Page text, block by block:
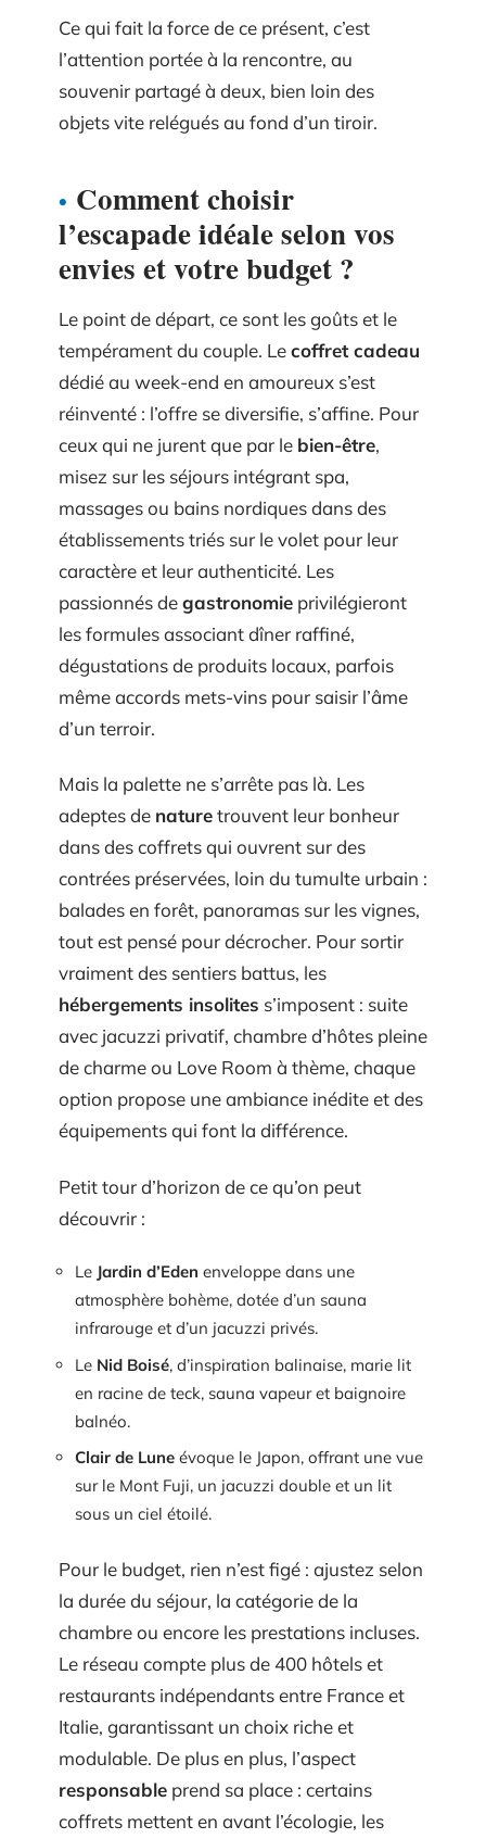
Ce qui fait la force de ce présent, c’est
l’attention portée à la rencontre, au
souvenir partagé à deux, bien loin des
objets vite relégués au fond d’un tiroir.
Comment choisir
l’escapade idéale selon vos
envies et votre budget ?
Le point de départ, ce sont les goûts et le
tempérament du couple. Lecoffret cadeau
dédié au week-end en amoureux s’est
réinventé : l’offre se diversifie, s’affine. Pour
ceux qui ne jurent que par le bien-être,
misez sur les séjours intégrant spa,
massages ou bains nordiques dans des
établissements triés sur le volet pour leur
caractère et leur authenticité. Les
passionnés degastronomie privilégieront
les formules associant dîner raffiné,
dégustations de produits locaux, parfois
même accords mets-vins pour saisir l’âme
d’un terroir.
Mais la palette ne s’arrête pas là. Les
adeptes de naturetrouvent leur bonheur
dans des coffrets qui ouvrent sur des
contrées préservées, loin du tumulte urbain :
balades en forêt, panoramas sur les vignes,
tout est pensé pour décrocher. Pour sortir
vraiment des sentiers battus, les
hébergements insolites s’imposent : suite
avec jacuzzi privatif, chambre d’hôtes pleine
de charme ou Love Room à thème, chaque
option propose une ambiance inédite et des
équipements qui font la différence.
Petit tour d’horizon de ce qu’on peut
découvrir :
Le Jardin d’Eden enveloppe dans une
atmosphère bohème, dotée d’un sauna
infrarouge et d’un jacuzzi privés.
Le Nid Boisé, d’inspiration balinaise, marie lit
en racine de teck, sauna vapeur et baignoire
balnéo.
Clair de Lune évoque le Japon, offrant une vue
sur le Mont Fuji, un jacuzzi double et un lit
sous un ciel étoilé.
Pour le budget, rien n’est figé : ajustez selon
la durée du séjour, la catégorie de la
chambre ou encore les prestations incluses.
Le réseau compte plus de 400 hôtels et
restaurants indépendants entre France et
Italie, garantissant un choix riche et
modulable. De plus en plus, l’aspect
responsable prend sa place : certains
coffrets mettent en avant l’écologie, les